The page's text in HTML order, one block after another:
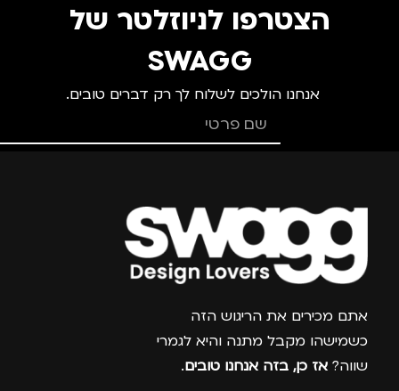
הצטרפו לניוזלטר של
SWAGG
אנחנו הולכים לשלוח לך רק דברים טובים.
צרפו אותי למועדון
אתם מכירים את הריגוש הזה
כשמישהו מקבל מתנה והיא לגמרי
שווה? אז כן, בזה אנחנו טובים.